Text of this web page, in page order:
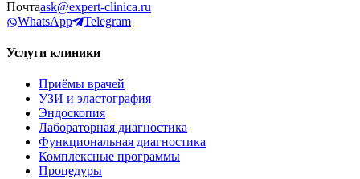
Почтаask@expert-clinica.ru
WhatsApp
Telegram
Услуги клиники
Приёмы врачей
УЗИ и эластография
Эндоскопия
Лабораторная диагностика
Функциональная диагностика
Комплексные программы
Процедуры